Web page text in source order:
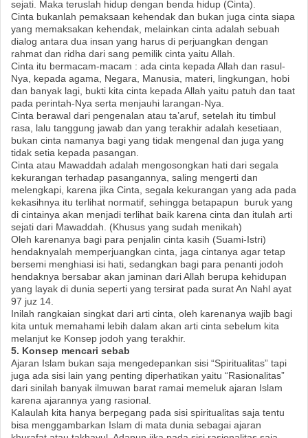
sejati. Maka teruslah hidup dengan benda hidup (Cinta).
Cinta bukanlah pemaksaan kehendak dan bukan juga cinta siapa
yang memaksakan kehendak, melainkan cinta adalah sebuah
dialog antara dua insan yang harus di perjuangkan dengan
rahmat dan ridha dari sang pemilik cinta yaitu Allah.
Cinta itu bermacam-macam : ada cinta kepada Allah dan rasul-
Nya, kepada agama, Negara, Manusia, materi, lingkungan, hobi
dan banyak lagi, bukti kita cinta kepada Allah yaitu patuh dan taat
pada perintah-Nya serta menjauhi larangan-Nya.
Cinta berawal dari pengenalan atau ta’aruf, setelah itu timbul
rasa, lalu tanggung jawab dan yang terakhir adalah kesetiaan,
bukan cinta namanya bagi yang tidak mengenal dan juga yang
tidak setia kepada pasangan.
Cinta atau Mawaddah adalah mengosongkan hati dari segala
kekurangan terhadap pasangannya, saling mengerti dan
melengkapi, karena jika Cinta, segala kekurangan yang ada pada
kekasihnya itu terlihat normatif, sehingga betapapun buruk yang
di cintainya akan menjadi terlihat baik karena cinta dan itulah arti
sejati dari Mawaddah. (Khusus yang sudah menikah)
Oleh karenanya bagi para penjalin cinta kasih (Suami-Istri)
hendaknyalah memperjuangkan cinta, jaga cintanya agar tetap
bersemi menghiasi isi hati, sedangkan bagi para penanti jodoh
hendaknya bersabar akan jaminan dari Allah berupa kehidupan
yang layak di dunia seperti yang tersirat pada surat An Nahl ayat
97 juz 14.
Inilah rangkaian singkat dari arti cinta, oleh karenanya wajib bagi
kita untuk memahami lebih dalam akan arti cinta sebelum kita
melanjut ke Konsep jodoh yang terakhir.
5. Konsep mencari sebab
Ajaran Islam bukan saja mengedepankan sisi “Spiritualitas” tapi
juga ada sisi lain yang penting diperhatikan yaitu “Rasionalitas”
dari sinilah banyak ilmuwan barat ramai memeluk ajaran Islam
karena ajarannya yang rasional.
Kalaulah kita hanya berpegang pada sisi spiritualitas saja tentu
bisa menggambarkan Islam di mata dunia sebagai ajaran